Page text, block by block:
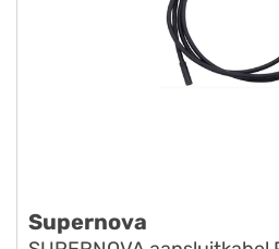
Supernova